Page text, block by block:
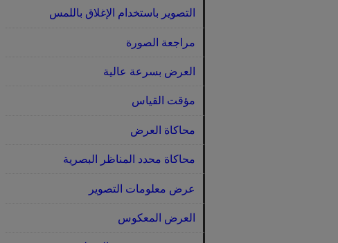
التصوير باستخدام الإغلاق باللمس
مراجعة الصورة
العرض بسرعة عالية
مؤقت القياس
محاكاة العرض
محاكاة محدد المناظر البصرية
عرض معلومات التصوير
العرض المعكوس